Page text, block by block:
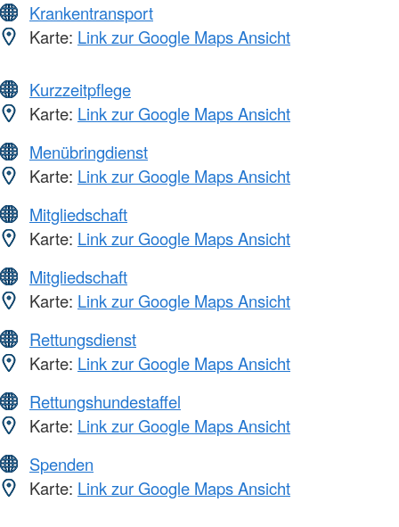
Krankentransport
Karte: Link zur Google Maps Ansicht
Kurzzeitpflege
Karte: Link zur Google Maps Ansicht
Menübringdienst
Karte: Link zur Google Maps Ansicht
Mitgliedschaft
Karte: Link zur Google Maps Ansicht
Mitgliedschaft
Karte: Link zur Google Maps Ansicht
Rettungsdienst
Karte: Link zur Google Maps Ansicht
Rettungshundestaffel
Karte: Link zur Google Maps Ansicht
Spenden
Karte: Link zur Google Maps Ansicht